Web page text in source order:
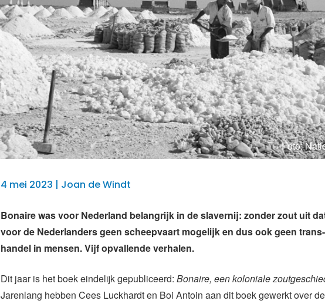
Foto:
4 mei 2023 | Joan de Windt
Bonaire was voor Nederland belangrijk in de slavernij: zonder zout uit
voor de Nederlanders geen scheepvaart mogelijk en dus ook geen
handel in mensen. Vijf opvallende verhalen.
Dit jaar is het boek eindelijk gepubliceerd: Bonaire, een koloniale
Jarenlang hebben Cees Luckhardt en Boi Antoin aan dit boek gewerkt over de